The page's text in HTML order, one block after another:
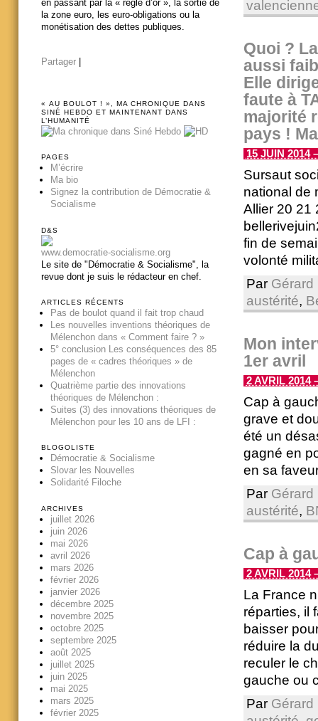
Quoi ?
aussi
Elle
faute à
majorité
pays !
15 JUIN 2014
Sursaut
national de
Allier 20 21
fin de
volonté
Par Gérard
austérité,
Mon
1er avril
2 AVRIL 2014
Cap à
grave et
été un
gagné en
en sa
Par Gérard
austérité,
Cap à
2 AVRIL 2014
La France
réparties, il
baisser
réduire la
reculer le
gauche ou
Par Gérard
en passant par la « règle d’or », la sortie de
la zone euro, les euro-obligations ou la
monétisation des dettes publiques.
Partager
« AU BOULOT ! », MA CHRONIQUE DANS
SINÉ HEBDO ET MAINTENANT DANS
L’HUMANITÉ
PAGES
M’écrire
Ma bio
Signez la contribution de Démocratie &
Socialisme
D&S
www.democratie-socialisme.org
Le site de "Démocratie & Socialisme", la
revue dont je suis le rédacteur en chef.
ARTICLES RÉCENTS
Pas de boulot quand il fait trop chaud
Les nouvelles inventions théoriques de
Mélenchon dans « Comment faire ? »
5° conclusion Les conséquences des 85
pages de « cadres théoriques » de
Mélenchon
Quatrième partie des innovations
théoriques de Mélenchon :
Suites (3) des innovations théoriques de
Mélenchon pour les 10 ans de LFI :
BLOGOLISTE
Démocratie & Socialisme
Slovar les Nouvelles
Solidarité Filoche
ARCHIVES
juillet 2026
juin 2026
mai 2026
avril 2026
mars 2026
février 2026
janvier 2026
décembre 2025
novembre 2025
octobre 2025
septembre 2025
août 2025
juillet 2025
juin 2025
mai 2025
mars 2025
février 2025